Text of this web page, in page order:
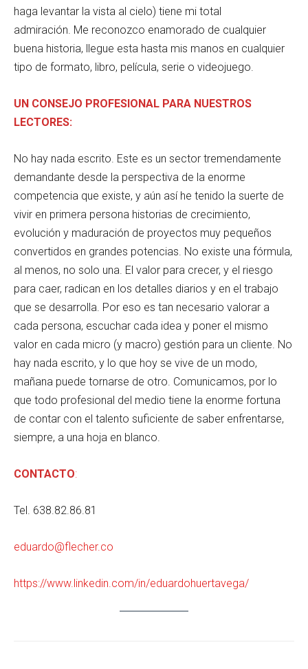
haga levantar la vista al cielo) tiene mi total
admiración. Me reconozco enamorado de cualquier
buena historia, llegue esta hasta mis manos en cualquier
tipo de formato, libro, película, serie o videojuego.
UN CONSEJO PROFESIONAL PARA NUESTROS
LECTORES:
No hay nada escrito. Este es un sector tremendamente
demandante desde la perspectiva de la enorme
competencia que existe, y aún así he tenido la suerte de
vivir en primera persona historias de crecimiento,
evolución y maduración de proyectos muy pequeños
convertidos en grandes potencias. No existe una fórmula,
al menos, no solo una. El valor para crecer, y el riesgo
para caer, radican en los detalles diarios y en el trabajo
que se desarrolla. Por eso es tan necesario valorar a
cada persona, escuchar cada idea y poner el mismo
valor en cada micro (y macro) gestión para un cliente. No
hay nada escrito, y lo que hoy se vive de un modo,
mañana puede tornarse de otro. Comunicamos, por lo
que todo profesional del medio tiene la enorme fortuna
de contar con el talento suficiente de saber enfrentarse,
siempre, a una hoja en blanco.
CONTACTO:
Tel. 638.82.86.81
eduardo@flecher.co
https://www.linkedin.com/in/eduardohuertavega/